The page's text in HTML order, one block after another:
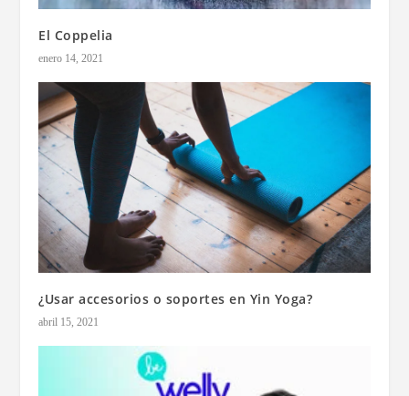
El Coppelia
enero 14, 2021
¿Usar accesorios o soportes en Yin Yoga?
abril 15, 2021